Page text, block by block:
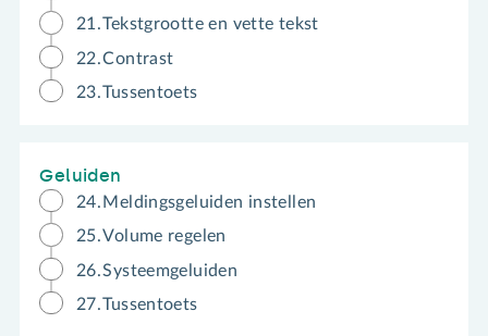
21.Tekstgrootte en vette tekst
22.Contrast
23.Tussentoets
Geluiden
24. Meldingsgeluiden instellen
25.Volume regelen
26.Systeemgeluiden
27.Tussentoets